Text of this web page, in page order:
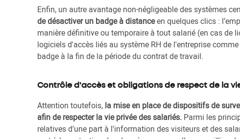
Enfin, un autre avantage non-négligeable des systèmes
de désactiver un badge à distanceen quelques clics :
manière définitive ou temporaire à tout salarié (en cas de
logiciels d'accès liés au système RH de l'entreprise
badge à la fin de la période du contrat de travail.
Contrôle d'accès et obligations de respect de la
Attention toutefois, la mise en place de dispositifs de
afin de respecter la vie privée des salariés. Parmi les
relatives d'une part à l'information des visiteurs et des